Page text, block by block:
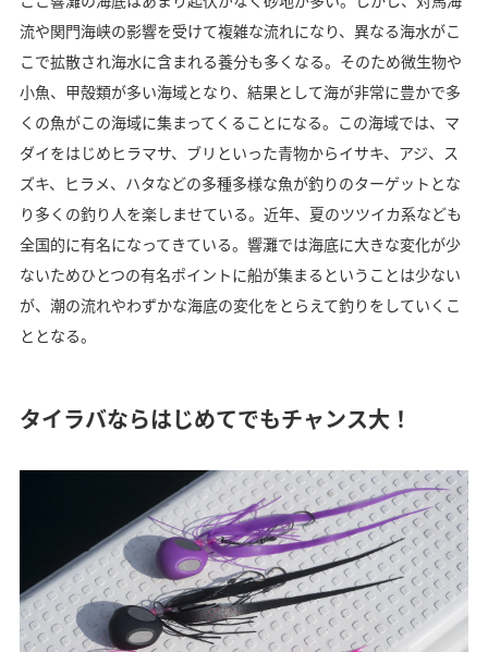
流や関門海峡の影響を受けて複雑な流れになり、異なる海水がこ
こで拡散され海水に含まれる養分も多くなる。そのため微生物や
小魚、甲殻類が多い海域となり、結果として海が非常に豊かで多
くの魚がこの海域に集まってくることになる。この海域では、マ
ダイをはじめヒラマサ、ブリといった青物からイサキ、アジ、ス
ズキ、ヒラメ、ハタなどの多種多様な魚が釣りのターゲットとな
り多くの釣り人を楽しませている。近年、夏のツツイカ系なども
全国的に有名になってきている。響灘では海底に大きな変化が少
ないためひとつの有名ポイントに船が集まるということは少ない
が、潮の流れやわずかな海底の変化をとらえて釣りをしていくこ
ととなる。
タイラバならはじめてでもチャンス大！